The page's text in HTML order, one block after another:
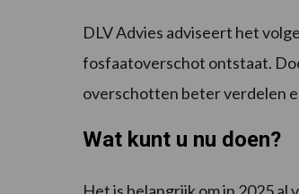
DLV Advies adviseert het
fosfaatoverschot ontstaat.
overschotten beter verdelen
Wat kunt u nu doen?